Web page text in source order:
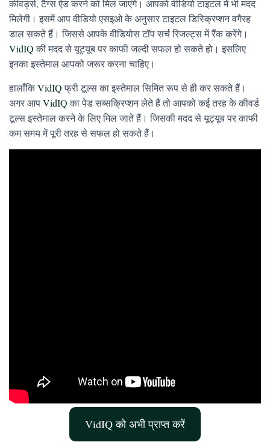
कीवर्ड्स, टैग्स ऐड करने को मिल जाएंगे। आपको वीडियो टाइटल में भी मदद
मिलेगी। इसमें आप वीडियो एसइओ के अनुसार टाइटल डिस्क्रिप्शन वगैरह
डाल सकते हैं। जिससे आपके वीडियोस टॉप सर्च रिजल्ट्स में रैंक करेंगे।
VidIQकी मदद से यूट्यूब पर काफी जल्दी सफल हो सकते हो। इसलिए
इनका इस्तेमाल आपको जरूर करना चाहिए।
हालाँकिVidIQफ्री टूल्स का इस्तेमाल सिमित रूप से ही कर सकते हैं।
अगर आपVidIQका पेड सब्सक्रिप्शन लेते हैं तो आपको कई तरह के कीवर्ड
टूल्स इस्तेमाल करने के लिए मिल जाते हैं। जिसकी मदद से यूट्यूब पर काफी
कम समय में पूरी तरह से सफल हो सकते हैं।
VidIQ को अभी प्राप्त करें